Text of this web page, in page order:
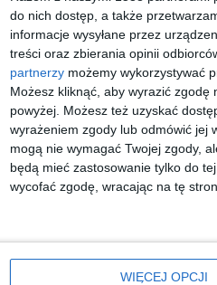
do nich dostęp, a także
informacje wysyłane przez
treści oraz zbierania opinii
partnerzy możemy wykorzystywać
Możesz kliknąć, aby wyrazić
powyżej. Możesz też uzyskać
wyrażeniem zgody lub odmówić jej
mogą nie wymagać Twojej zgody,
będą mieć zastosowanie tylko do
wycofać zgodę, wracając na tę
WIĘCEJ OPCJI